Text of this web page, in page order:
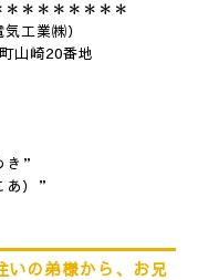
＊＊＊＊ ＊＊＊
工業㈱）
山崎20番地
き”
あ）”
いの弟様から、お兄